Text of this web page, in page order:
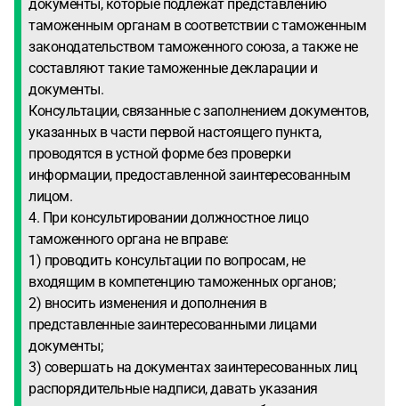
документы, которые подлежат представлению
таможенным органам в соответствии с таможенным
законодательством таможенного союза, а также не
составляют такие таможенные декларации и
документы.
Консультации, связанные с заполнением документов,
указанных в части первой настоящего пункта,
проводятся в устной форме без проверки
информации, предоставленной заинтересованным
лицом.
4. При консультировании должностное лицо
таможенного органа не вправе:
1) проводить консультации по вопросам, не
входящим в компетенцию таможенных органов;
2) вносить изменения и дополнения в
представленные заинтересованными лицами
документы;
3) совершать на документах заинтересованных лиц
распорядительные надписи, давать указания